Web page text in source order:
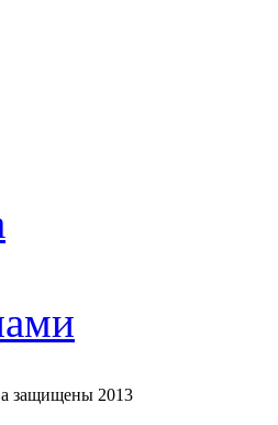
защищены 2013